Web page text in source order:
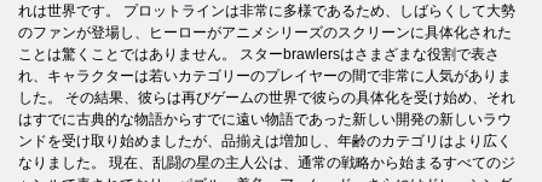
れは世界です。 プロットラインは非常に多様であるため、しばらくして大勢
のファンが登場し、ヒーローがアニメシリーズのスクリーンに具体化された
ことは驚くことではありません。 スターbrawlersはさまざまな役割で表さ
れ、キャラクターは若いカテゴリーのプレイヤーの間で非常に人気がありま
した。 その結果、彼らは再びゲームの世界で彼らの具体化を受け始め、それ
はすでに古典的な物語からすでに遠い物語であった新しい開発の新しいラウ
ンドを受け取り始めましたが、品揃えは増加し、年齢のカテゴリはより広く
なりました。 現在、乱闘の星の主人公は、通常の戦略から始まるすべてのジ